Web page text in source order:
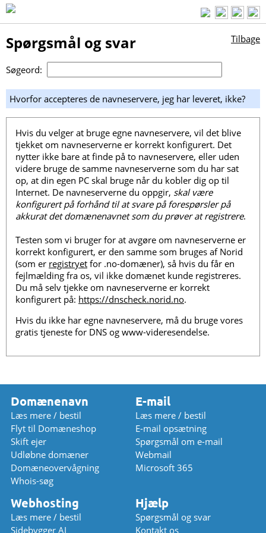
Spørgsmål og svar Tilbage
Søgeord:
Hvorfor accepteres de navneservere, jeg har leveret, ikke?
Hvis du velger at bruge egne navneservere, vil det blive
tjekket om navneserverne er korrekt konfigurert. Det
nytter ikke bare at finde på to navneservere, eller uden
videre bruge de samme navneserverne som du har sat
op, at din egen PC skal bruge når du kobler dig op til
Internet. De navneserverne du oppgir, skal være
konfigurert på forhånd til at svare på forespørsler på
akkurat det domænenavnet som du prøver at registrere.
Testen som vi bruger for at avgøre om navneserverne er
korrekt konfigurert, er den samme som bruges af Norid
(som er registryet for .no-domæner), så hvis du får en
fejlmælding fra os, vil ikke domænet kunde registreres.
Du må selv tjekke om navneserverne er korrekt
konfigurert på: https://dnscheck.norid.no.
Hvis du ikke har egne navneservere, må du bruge vores
gratis tjeneste for DNS og www-videresendelse.
Domænenavn
Læs mere / bestil
Flyt til Domæneshop
Skift ejer
Udløbne domæner
Domæneovervågning
Whois-søg
E-mail
Læs mere / bestil
E-mail opsætning
Spørgsmål om e-mail
Webmail
Microsoft 365
Webhosting
Læs mere / bestil
Sidebygger AI
Hjælp
Spørgsmål og svar
Kontakt os